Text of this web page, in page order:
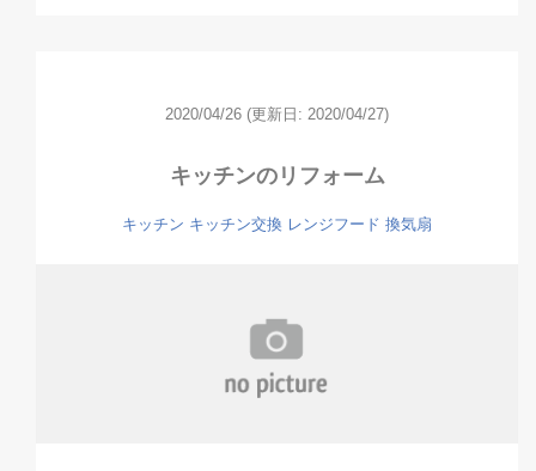
2020/04/26 (更新日: 2020/04/27)
キッチンのリフォーム
キッチン キッチン交換 レンジフード 換気扇